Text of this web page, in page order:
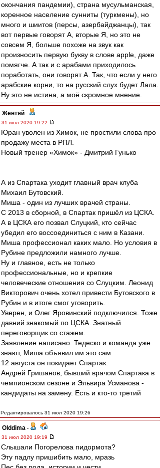
окончания пандемии), страна мусульманская,
коренное население сунниты (туркмены), но
много и шиитов (персы, азербайджанцы), так
вот первые говорят А, вторые Я, но это не
совсем Я, больше похоже на звук как
произносить первую букву в слове apple, даже
помягче. А так и с арабами приходилось
поработать, они говорят А. Так, что если у него
арабские корни, то на русский слух будет Лала.
Ну это не истина, а моё скромное мнение.
Жентяй -
31 июл 2020 19:22
Юран уволен из Химок, не простили слова про
продажу места в РПЛ.
Новый тренер «Химок» - Дмитрий Гунько
А из Спартака уходит главный врач клуба
Михаил Бутовский.
Миша - один из лучших врачей страны.
С 2013 в сборной, в Спартак пришёл из ЦСКА.
А в ЦСКА его позвал Слуцкий, кто сейчас
убедил его воссоединиться с ним в Казани.
Миша профессионал каких мало. Но условия в
Рубине предложили намного лучше.
Ну и главное, есть не только
профессиональные, но и крепкие
человеческие отношения со Слуцким. Леонид
Викторович очень хотел привести Бутовского в
Рубин и в итоге смог уговорить.
Уверен, и Олег Яровинский подключился. Тоже
давний знакомый по ЦСКА. Знатный
переговорщик со стажем.
Заявление написано. Тедеско и команда уже
знают, Миша объявил им это сам.
12 августа он покидает Спартак.
Андрей Гришанов, бывший врачом Спартака в
чемпионском сезоне и Эльвира Усманова -
кандидаты на замену. Есть и кто-то третий
Редактировалось 31 июл 2020 19:26
Olddima -
31 июл 2020 19:19
Слышали Погорелова пидормота?
Эту падлу пришибить мало, мразь